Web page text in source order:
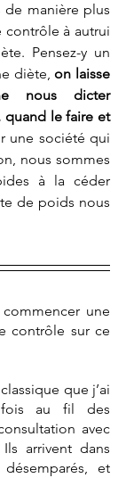
de manière plus
à autrui
Pensez-y un
diète, on laisse
nous dicter
quand le faire et
une société qui
nous sommes
à la céder
de poids nous
une
contrôle sur ce
que j’ai
fois au fil des
avec
arrivent dans
et